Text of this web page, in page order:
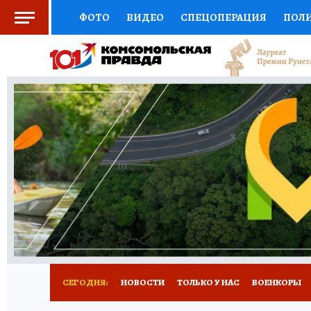
ФОТО ВИДЕО СПЕЦОПЕРАЦИЯ
СОЦПОДДЕРЖКА НАУКА СПОРТ
ВЫБОР ЭКСПЕРТОВ ДОКТОР
КНИЖНАЯ ПОЛКА ПРОГНОЗЫ НА СПОРТ
ПРЕСС-ЦЕНТР НЕДВИЖИМОСТЬ
РАДИО КП РЕКЛАМА ТЕСТЫ НОВОЕ
СЕГОДНЯ: НОВОСТИ ТОЛЬКО У НАС ВОЕНКОРЫ